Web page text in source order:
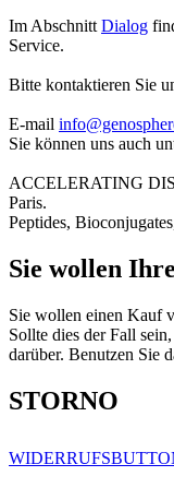
Im Abschnitt Dialog
Service.
Bitte kontaktieren Sie
E-mail
Sie können uns auch
ACCELERATING
Paris.
Peptides,
Sie wollen
Sie wollen einen Kauf
Sollte dies der Fall
darüber. Benutzen Sie
STORNO